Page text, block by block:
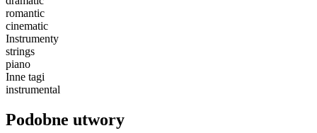
romantic
cinematic
Instrumenty
strings
piano
Inne tagi
instrumental
Podobne utwory